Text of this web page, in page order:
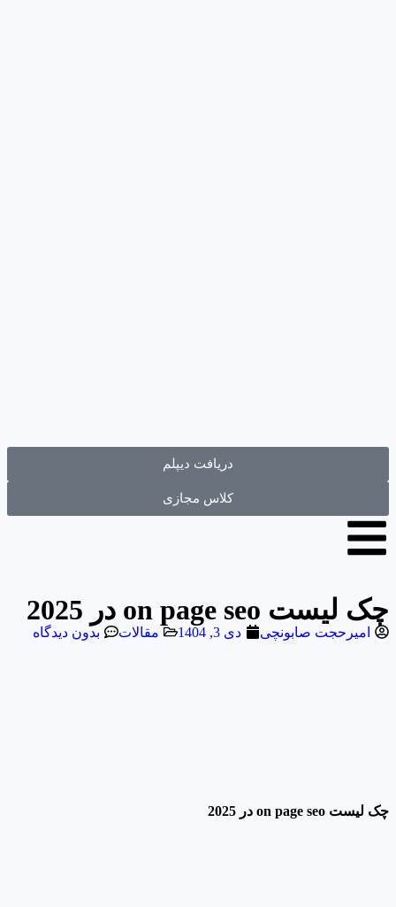
دریافت دیپلم
کلاس مجازی
چک لیست on page seo در 2025
امیرحجت صابونچی دی 3, 1404 مقالات بدون دیدگاه
چک لیست on page seo در 2025